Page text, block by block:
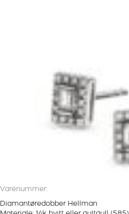
Varenummer:
Diamantøredobber Hellman